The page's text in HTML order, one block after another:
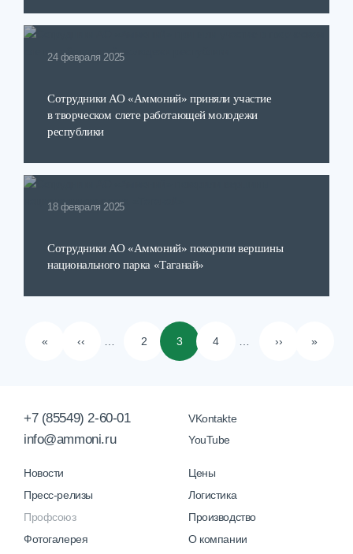
24 февраля 2025
Сотрудники АО «Аммоний» приняли участие
в творческом слете работающей молодежи
республики
18 февраля 2025
Сотрудники АО «Аммоний» покорили вершины
национального парка «Таганай»
страниц
«
Предыдущая
‹‹
Page
2
Page
3
Page
4 ›› »
+7 (85549) 2-60-01
info@ammoni.ru
VKontakte
YouTube
Новости
Пресс-релизы
Профсоюз
Фотогалерея
Цены
Логистика
Производство
О компании